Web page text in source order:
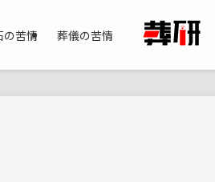
の苦情 葬儀の苦情